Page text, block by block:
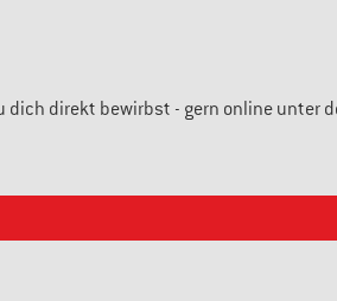
direkt bewirbst - gern online unter